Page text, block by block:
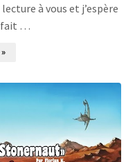
à vous et j’espère
fait …